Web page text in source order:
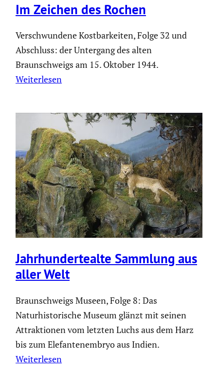
Im Zeichen des Rochen
Verschwundene Kostbarkeiten, Folge 32 und
Abschluss: der Untergang des alten
Braunschweigs am 15. Oktober 1944.
Weiterlesen
Jahrhun­der­te­alte Sammlung aus
aller Welt
Braunschweigs Museen, Folge 8: Das
Naturhistorische Museum glänzt mit seinen
Attraktionen vom letzten Luchs aus dem Harz
bis zum Elefantenembryo aus Indien.
Weiterlesen